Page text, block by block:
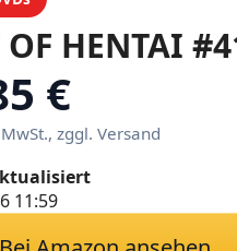
OF HENTAI
€
zggl. Versand
11:59